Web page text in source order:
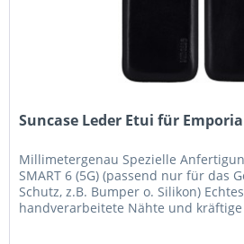
Suncase Leder Etui für Emporia
Millimetergenau Spezielle
SMART 6 (5G) (passend nur für das
Schutz, z.B. Bumper o. Silikon)
handverarbeitete Nähte und